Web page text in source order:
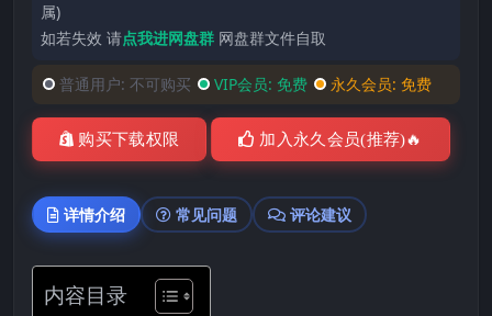
属)
如若失效 请点我进网盘群 网盘群文件自取
普通用户: 不可购买 VIP会员: 免费 永久会员: 免费
购买下载权限 加入永久会员(推荐)🔥
详情介绍 常见问题 评论建议
内容目录